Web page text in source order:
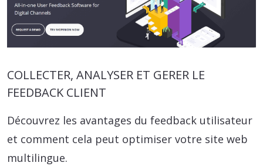
COLLECTER, ANALYSER ET GERER LE
FEEDBACK CLIENT
Découvrez les avantages du feedback utilisateur
et comment cela peut optimiser votre site web
multilingue.